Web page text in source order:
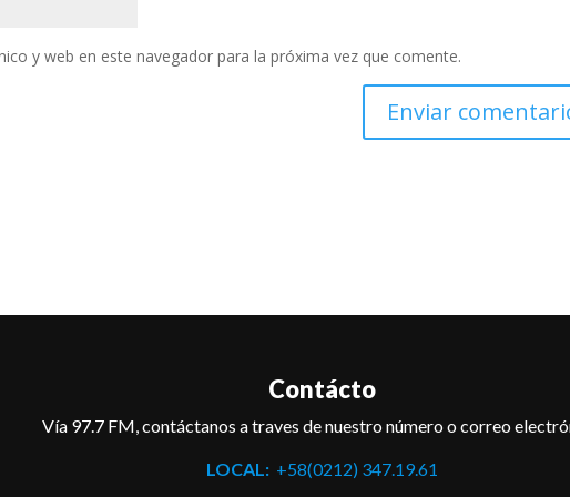
y web en este navegador para la próxima vez que comente.
Contácto
Vía 97.7 FM, contáctanos a traves de nuestro número o correo
LOCAL:+58(0212) 347.19.61